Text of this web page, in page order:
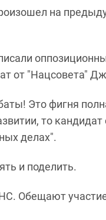
на
от "Нацсовета"
Это фигня
то
делах".
и поделить.
Обещают